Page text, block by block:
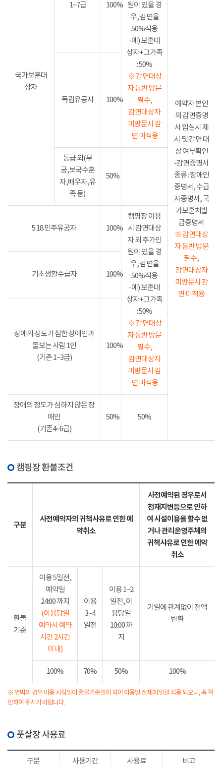
국가보훈대
상자
1~7급 100% 원이 있을 경
우, 감면율
50%적용
-예) 보훈대
상자+그가족
: 50%
※ 감면대상
자 동반 방문
필수,
감면대상자
미방문시 감
면 미적용
예약자 본인
의 감면증명
서 입실시 제
시 및 감면 대
상 여부확인
-감면증명서
종류 : 장애인
증명서, 수급
자증명서, 국
가보훈처발
급증명서
※ 감면대상
자 동반 방문
필수,
감면대상자
미방문시 감
면 미적용
독립유공자 100%
등급 외(무
궁,보국수훈
자,배우자,유
족 등)
50%
5.18 민주유공자 100%
캠핑장 이용
시 감면대상
자 외 추가인
원이 있을 경
우, 감면율
50%적용
-예) 보훈대
상자+그가족
: 50%
※ 감면대상
자 동반 방문
필수,
감면대상자
미방문시 감
면 미적용
기초생활수급자 100%
장애의 정도가 심한 장애인과
돌보는 사람 1인
(기존 1~3급)
100%
장애의 정도가 심하지 않은 장
애인
(기존4~6급)
50% 50%
캠핑장 환불조건
구분
사전예약자의 귀책사유로 인한 예
약취소
사전예약된 경우로서
천재지변등으로 인하
여 시설이용을 할수 없
거나 관리운영주체의
귀책사유로 인한 예약
취소
환불
기준
이용 5일전,
예약일
24:00 까지
(이용당일
예약시 예약
시간 2시간
이내)
이용
3~4
일전
이용 1~2
일전, 이
용당일
10:00 까
지
기일에 관계없이 전액
반환
100% 70% 50% 100%
※ 연박의 경우 이용 시작일이 환불기준일이 되어 이용일 전체에 일괄 적용 되오니, 꼭 확
인하여 주시기 바랍니다.
풋살장 사용료
구분 사용기간 사용료 비고